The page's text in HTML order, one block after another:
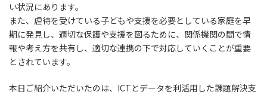
い状況にあります。
また、虐待を受けている子どもや支援を必要としている家庭を早
期に発見し、適切な保護や支援を図るために、関係機関の間で情
報や考え方を共有し、適切な連携の下で対応していくことが重要
とされています。
本日ご紹介いただいたのは、ICTとデータを利活用した課題解決支